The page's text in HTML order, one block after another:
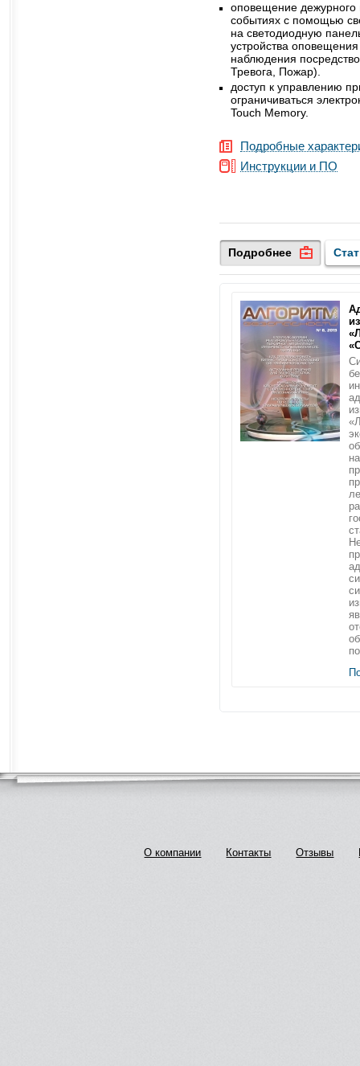
оповещение дежурного
событиях с помощью
на светодиодную
устройства
наблюдения
Тревога, Пожар).
доступ к управлению
ограничиваться
Touch Memory.
Подробные
Инструкции и ПО
Подробнее
О компании Контакты Отзывы